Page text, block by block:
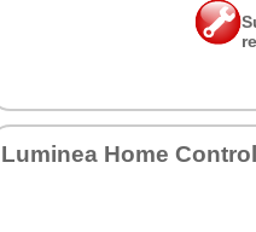
Lu­mi­nea Ho­me Con­trol